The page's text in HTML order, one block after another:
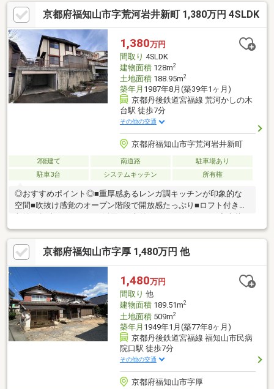
ストアコスモス 福知山末広店・・・徒歩3分■ローソン・・・徒
歩5分■市立福知山市民病院・・・徒歩8分※本図面は略図につき現
状を優先します。※入居日・引渡日変更や付帯条件、別途料金等
が発生する場合もありますのでご確認ください。
京都府福知山市字荒河岩井新町 1,380万円 4SLDK
1,380万円
間取り 4SLDK
建物面積128m2
土地面積188.95m2
築年月 1987年8月(築39年1ヶ月)
京都丹後鉄道宮福線 荒河かしの木
台駅 徒歩7分
その他の交通
京都府福知山市字荒河岩井新町
2階建て 南道路
駐車場あり
駐車3台
システムキッチン 所有権
◎おすすめポイント◎■重厚感あるレンガ調キッチンが印象的な
空間■吹抜け感覚のオープン階段で開放感たっぷり■ロフト付きで
園も◎※景観計画内※未登記建物有り◎物件の周辺環境◎■修斉小
学校：徒歩約35分■成和中学校：徒歩約27分■イオン福知山店：徒
歩約5分■MEGAドン・キホーテ福知山店：徒歩約11分◆ホームラ
イフ不動産◆当日の内覧・ご見学もご相談ください♪メールやお
電話でも各種ご相談を承っております！『お家探し』『ご売却』
『リフォーム』『新築』などのご相談は『アーキホームライフ不
動産』におまかせ下さい！
京都府福知山市字厚 1,480万円 他
1,480万円
間取り 他
建物面積189.51m2
土地面積509m2
築年月 1949年1月(築77年8ヶ月)
京都丹後鉄道宮福線 福知山市民病
院口駅 徒歩7分
その他の交通
京都府福知山市字厚